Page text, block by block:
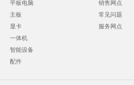
平板电脑
主板
显卡
一体机
智能设备
配件
销售网点
常见问题
服务网点